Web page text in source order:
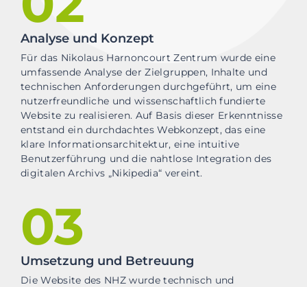
Analyse und Konzept
Für das Nikolaus Harnoncourt Zentrum wurde eine
umfassende Analyse der Zielgruppen, Inhalte und
technischen Anforderungen durchgeführt, um eine
nutzerfreundliche und wissenschaftlich fundierte
Website zu realisieren. Auf Basis dieser Erkenntnisse
entstand ein durchdachtes Webkonzept, das eine
klare Informationsarchitektur, eine intuitive
Benutzerführung und die nahtlose Integration des
digitalen Archivs „Nikipedia“ vereint.
03
Umsetzung und Betreuung
Die Website des NHZ wurde technisch und